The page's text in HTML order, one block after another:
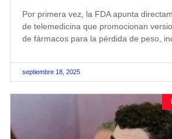
Por primera vez, la FDA apunta
de telemedicina que promocionan
de fármacos para la pérdida de peso,
septiembre 18, 2025